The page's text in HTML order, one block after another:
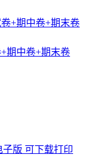
期中卷+期末卷
版 可下载打印